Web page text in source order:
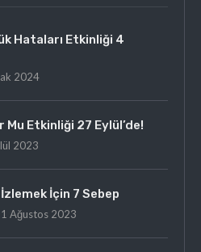
Hataları Etkinliği 4
2024
Mu Etkinliği 27 Eylül’de!
2023
İçin 7 Sebep
Ağustos 2023